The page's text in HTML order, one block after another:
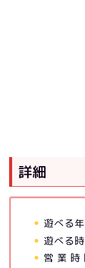
詳細
遊べる
遊べる
営 業